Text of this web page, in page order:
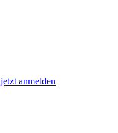
jetzt anmelden